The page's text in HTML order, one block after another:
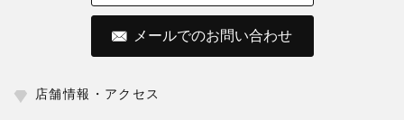
メールでのお問い合わせ
店舗情報・アクセス